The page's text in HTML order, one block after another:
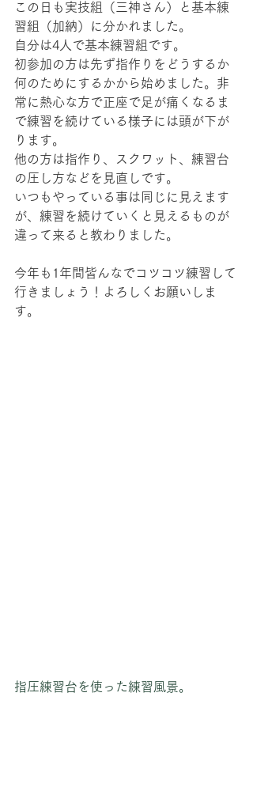
この日も実技組（三神さん）と基本練
習組（加納）に分かれました。
自分は4人で基本練習組です。
初参加の方は先ず指作りをどうするか
何のためにするかから始めました。非
常に熱心な方で正座で足が痛くなるま
で練習を続けている様子には頭が下が
ります。
他の方は指作り、スクワット、練習台
の圧し方などを見直しです。
いつもやっている事は同じに見えます
が、練習を続けていくと見えるものが
違って来ると教わりました。
今年も1年間皆んなでコツコツ練習して
行きましょう！よろしくお願いしま
す。
指圧練習台を使った練習風景。